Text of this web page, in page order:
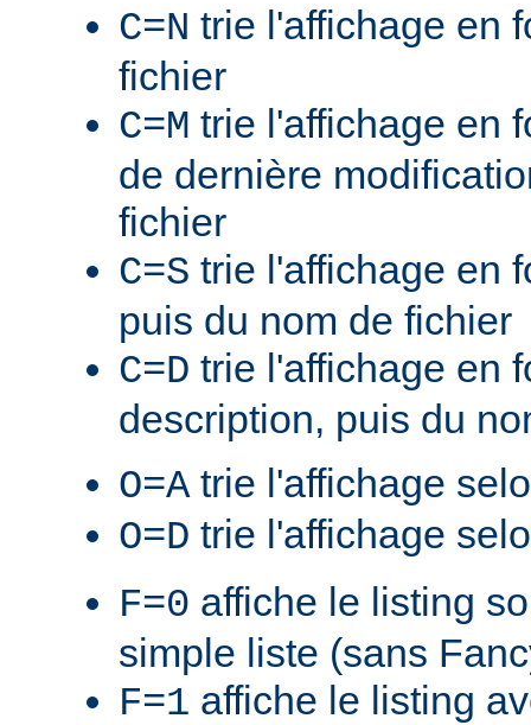
C=N trie l'affichage en
fichier
C=M trie l'affichage en
de dernière
fichier
C=S trie l'affichage en
puis du nom de fichier
C=D trie l'affichage en
description, puis du
O=A trie l'affichage
O=D trie l'affichage
F=0 affiche le listing
simple liste (sans
F=1 affiche le listing